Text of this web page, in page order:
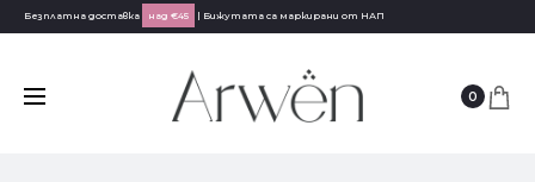
Безплатна доставка над €45 | Бижутата са маркирани от НАП
0